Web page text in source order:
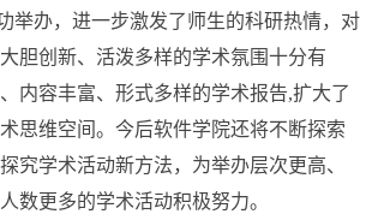
举办，进一步激发了师生的科研热情，对
胆创新、活泼多样的学术氛围十分有
内容丰富、形式多样的学术报告,扩大了
思维空间。今后软件学院还将不断探索
究学术活动新方法，为举办层次更高、
数更多的学术活动积极努力。